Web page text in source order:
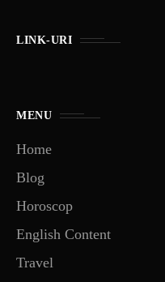
LINK-URI
MENU
Home
Blog
Horoscop
English Content
Travel